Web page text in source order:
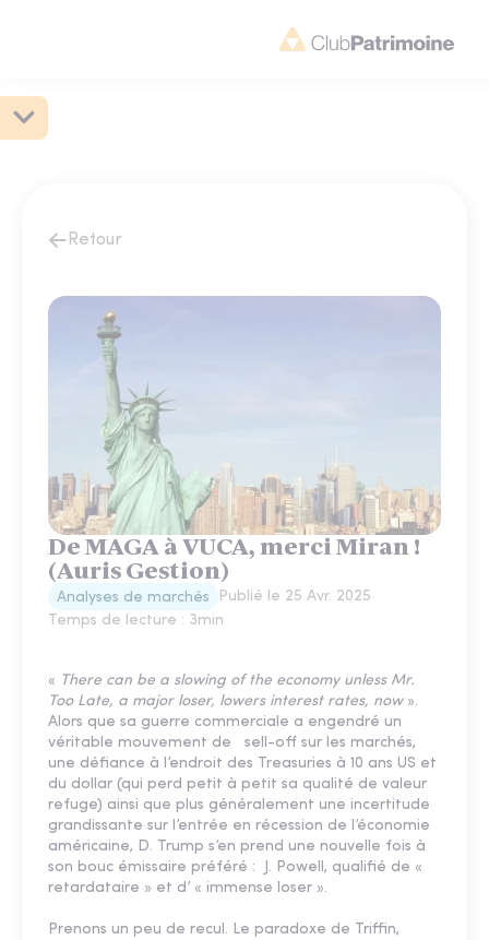
Retour
De MAGA à VUCA, merci Miran !
(Auris Gestion)
Analyses de marchés Publié le 25 Avr. 2025
Temps de lecture : 3min
« There can be a slowing of the economy unless Mr.
Too Late, a major loser, lowers interest rates, now ».
Alors que sa guerre commerciale a engendré un
véritable mouvement de sell-off sur les marchés,
une défiance à l’endroit des Treasuries à 10 ans US et
du dollar (qui perd petit à petit sa qualité de valeur
refuge) ainsi que plus généralement une incertitude
grandissante sur l’entrée en récession de l’économie
américaine, D. Trump s’en prend une nouvelle fois à
son bouc émissaire préféré : J. Powell, qualifié de «
retardataire » et d’ « immense loser ».
Prenons un peu de recul. Le paradoxe de Triffin,